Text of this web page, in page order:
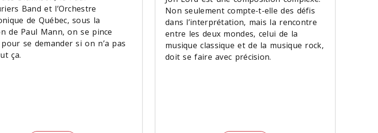
Band et l’Orchestre
de Québec, sous la
de Paul Mann, on se pince
se demander si on n’a pas
ça.
Non seulement compte-t-elle des défis
dans l’interprétation, mais la rencontre
entre les deux mondes, celui de la
musique classique et de la musique rock,
doit se faire avec précision.